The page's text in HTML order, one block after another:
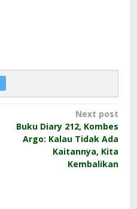
Next post
Buku Diary 212, Kombes
Argo: Kalau Tidak Ada
Kaitannya, Kita
Kembalikan